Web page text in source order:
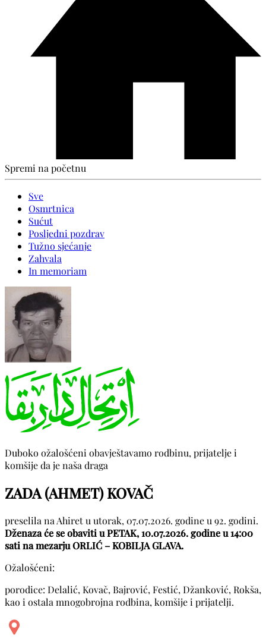
Spremi na početnu
Sve
Osmrtnica
Sućut
Posljedni pozdrav
Tužno sjećanje
Zahvala
In memoriam
Duboko ožalošćeni obavještavamo rodbinu, prijatelje i
komšije da je naša draga
ZADA (AHMET) KOVAČ
preselila na Ahiret u utorak, 07.07.2026. godine u 92. godini.
Dženaza će se obaviti u PETAK, 10.07.2026. godine u 14:00
sati na mezarju ORLIĆ – KOBILJA GLAVA.
Ožalošćeni:
porodice: Delalić, Kovač, Bajrović, Festić, Džanković, Rokša,
kao i ostala mnogobrojna rodbina, komšije i prijatelji.